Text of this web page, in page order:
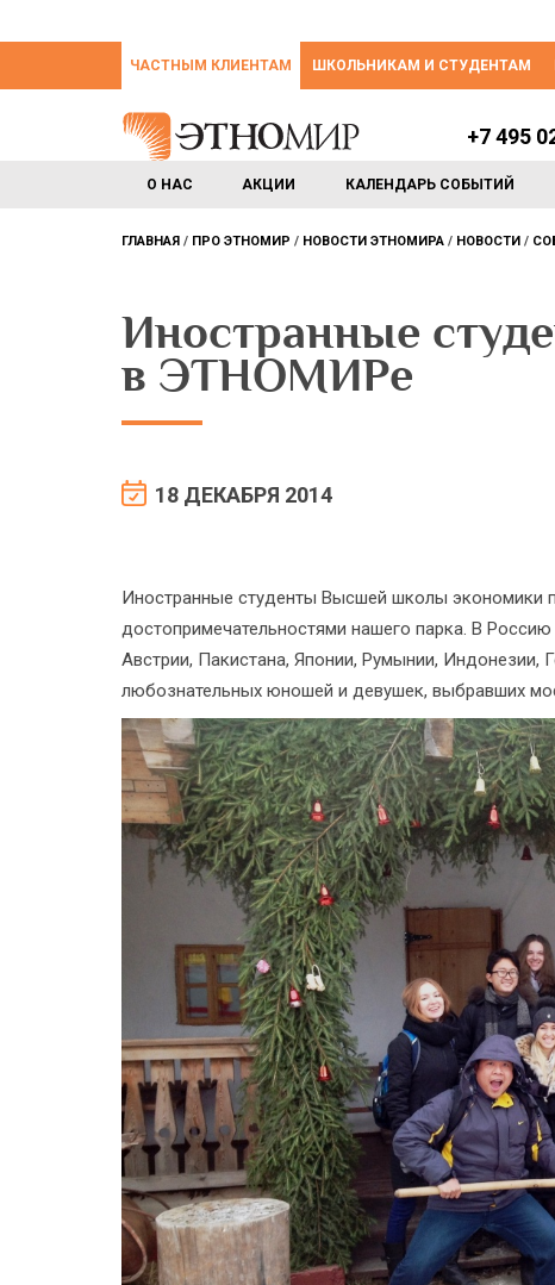
ЧАСТНЫМ КЛИЕНТАМ ШКОЛЬНИКАМ И СТУДЕНТАМ
О НАС АКЦИИ КАЛЕНДАРЬ СОБЫТИЙ
+7 495
ГЛАВНАЯ ПРО ЭТНОМИР НОВОСТИ ЭТНОМИРА НОВОСТИ
Иностранные
в ЭТНОМИРе
18 ДЕКАБРЯ 2014
Иностранные студенты Высшей школы экономики
достопримечательностями нашего парка. В
Австрии, Пакистана, Японии, Румынии,
любознательных юношей и девушек, выбравших